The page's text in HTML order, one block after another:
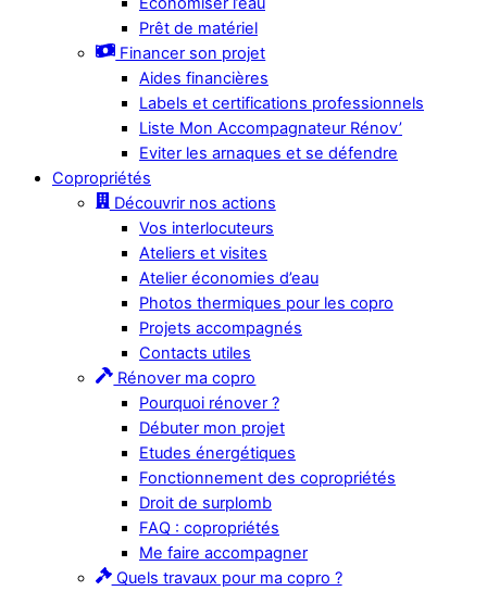
Prêt de matériel
Financer son projet
Aides financières
Labels et certifications professionnels
Liste Mon Accompagnateur Rénov’
Eviter les arnaques et se défendre
Copropriétés
Découvrir nos actions
Vos interlocuteurs
Ateliers et visites
Atelier économies d’eau
Photos thermiques pour les copro
Projets accompagnés
Contacts utiles
Rénover ma copro
Pourquoi rénover ?
Débuter mon projet
Etudes énergétiques
Fonctionnement des copropriétés
Droit de surplomb
FAQ : copropriétés
Me faire accompagner
Quels travaux pour ma copro ?